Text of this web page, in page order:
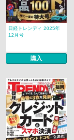
日経トレンディ 2025年
12月号
購入